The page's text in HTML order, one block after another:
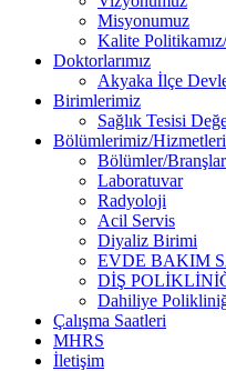
Misyonumuz
Kalite
Doktorlarımız
Akyaka İlçe
Birimlerimiz
Sağlık Tesisi
Bölümlerimiz/
Bölümler/Branşlar
Laboratuvar
Radyoloji
Acil Servis
Diyaliz Birimi
EVDE BAKIM
DİŞ
Dahiliye
Çalışma Saatleri
MHRS
İletişim